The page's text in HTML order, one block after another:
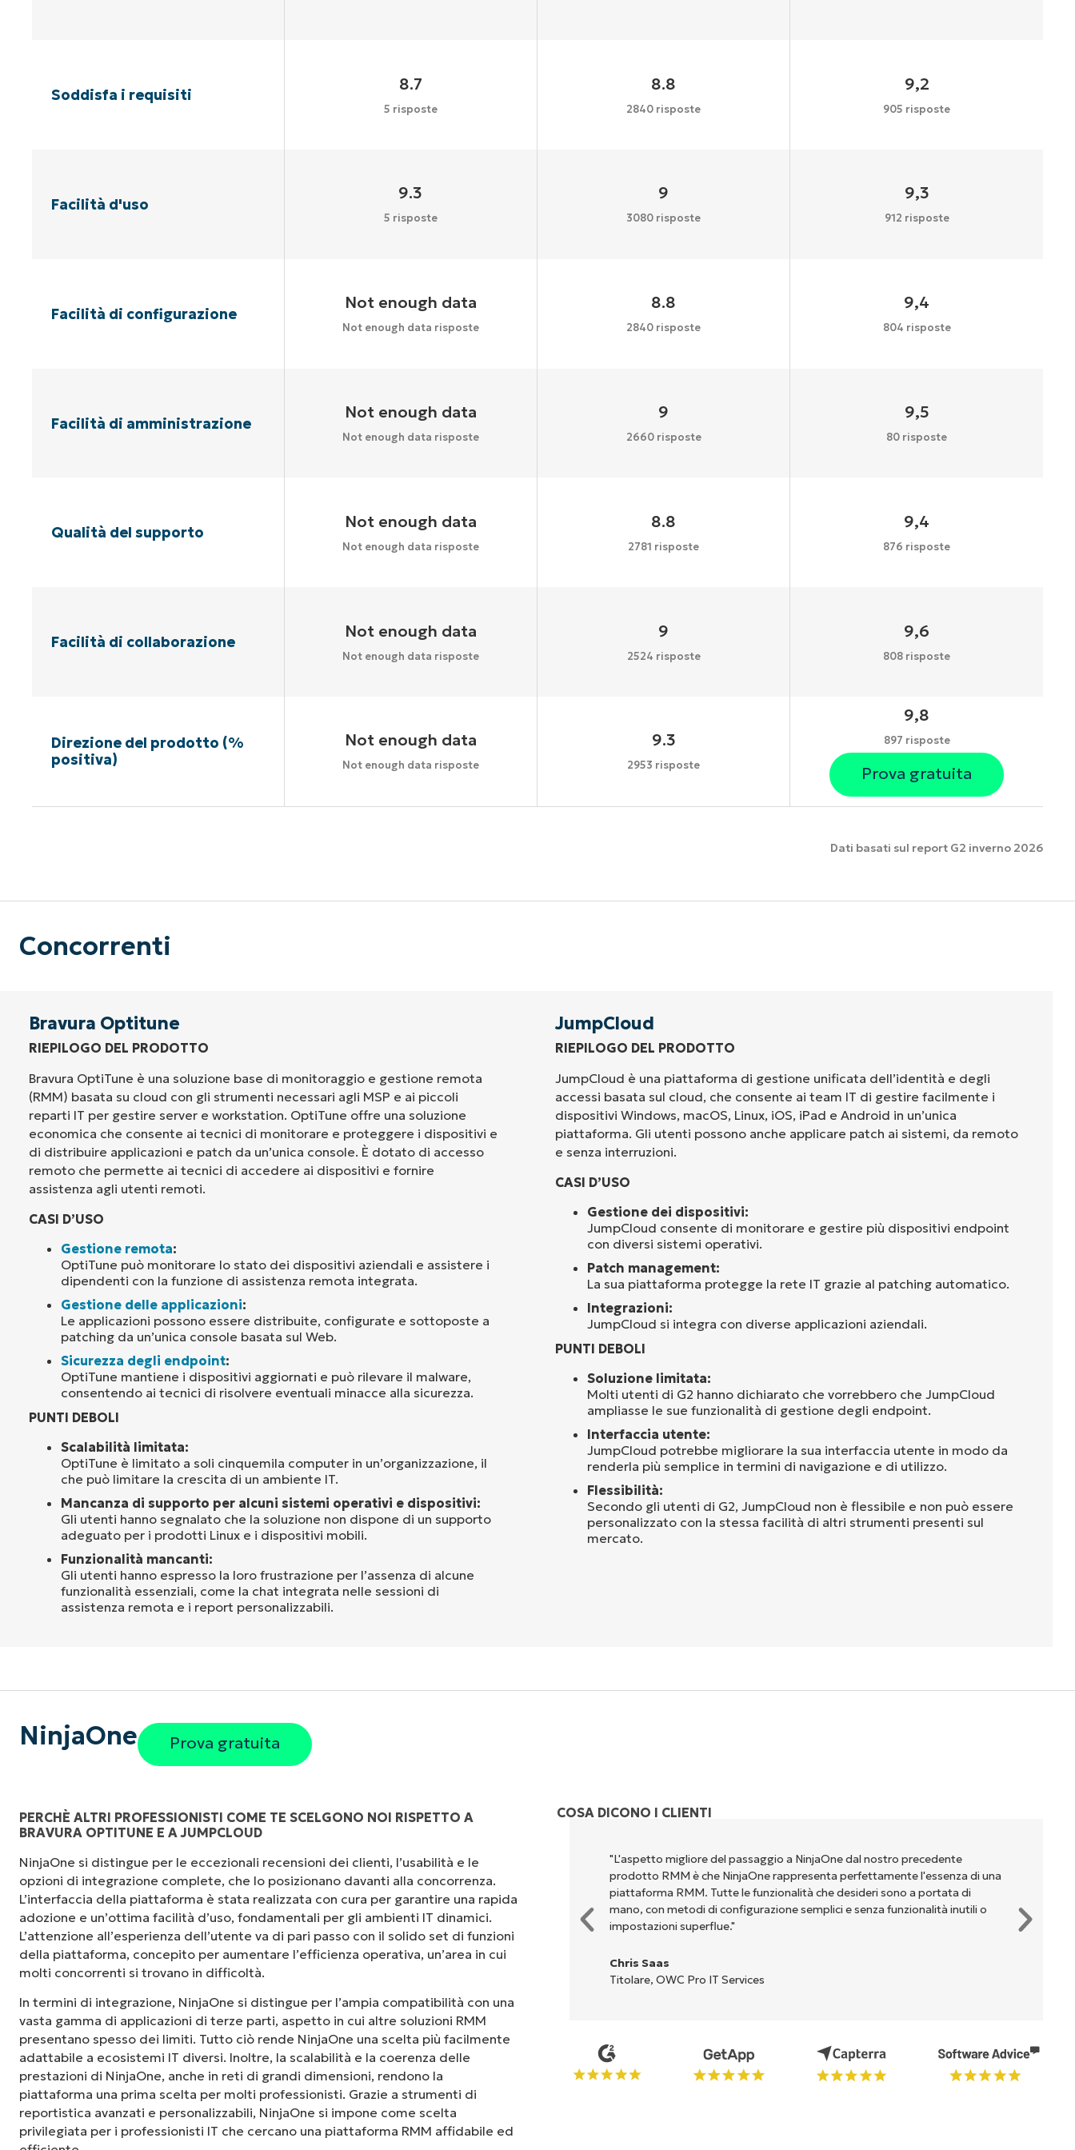
Soddisfa i requisiti
8.7
5 risposte
8.8
2840 risposte
9,2
905 risposte
Facilità d'uso
9.3
5 risposte
9
3080 risposte
9,3
912 risposte
Facilità di configurazione
Not enough data
Not enough data risposte
8.8
2840 risposte
9,4
804 risposte
Facilità di amministrazione
Not enough data
Not enough data risposte
9
2660 risposte
9,5
80 risposte
Qualità del supporto
Not enough data
Not enough data risposte
8.8
2781 risposte
9,4
876 risposte
Facilità di collaborazione
Not enough data
Not enough data risposte
9
2524 risposte
9,6
808 risposte
Direzione del prodotto (%
positiva)
Not enough data
Not enough data risposte
9.3
2953 risposte
9,8
897 risposte
Prova gratuita
Dati basati sul report G2 inverno 2026
Concorrenti
Bravura Optitune
RIEPILOGO DEL PRODOTTO
Bravura OptiTune è una soluzione base di monitoraggio e gestione remota
(RMM) basata su cloud con gli strumenti necessari agli MSP e ai piccoli
reparti IT per gestire server e workstation. OptiTune offre una soluzione
economica che consente ai tecnici di monitorare e proteggere i dispositivi e
di distribuire applicazioni e patch da un’unica console. È dotato di accesso
remoto che permette ai tecnici di accedere ai dispositivi e fornire
assistenza agli utenti remoti.
CASI D’USO
Gestione remota:
OptiTune può monitorare lo stato dei dispositivi aziendali e assistere i
dipendenti con la funzione di assistenza remota integrata.
Gestione delle applicazioni:
Le applicazioni possono essere distribuite, configurate e sottoposte a
patching da un’unica console basata sul Web.
Sicurezza degli endpoint:
OptiTune mantiene i dispositivi aggiornati e può rilevare il malware,
consentendo ai tecnici di risolvere eventuali minacce alla sicurezza.
PUNTI DEBOLI
Scalabilità limitata:
OptiTune è limitato a soli cinquemila computer in un’organizzazione, il
che può limitare la crescita di un ambiente IT.
Mancanza di supporto per alcuni sistemi operativi e dispositivi:
Gli utenti hanno segnalato che la soluzione non dispone di un supporto
adeguato per i prodotti Linux e i dispositivi mobili.
Funzionalità mancanti:
Gli utenti hanno espresso la loro frustrazione per l’assenza di alcune
funzionalità essenziali, come la chat integrata nelle sessioni di
assistenza remota e i report personalizzabili.
JumpCloud
RIEPILOGO DEL PRODOTTO
JumpCloud è una piattaforma di gestione unificata dell’identità e degli
accessi basata sul cloud, che consente ai team IT di gestire facilmente i
dispositivi Windows, macOS, Linux, iOS, iPad e Android in un’unica
piattaforma. Gli utenti possono anche applicare patch ai sistemi, da remoto
e senza interruzioni.
CASI D’USO
Gestione dei dispositivi:
JumpCloud consente di monitorare e gestire più dispositivi endpoint
con diversi sistemi operativi.
Patch management:
La sua piattaforma protegge la rete IT grazie al patching automatico.
Integrazioni:
JumpCloud si integra con diverse applicazioni aziendali.
PUNTI DEBOLI
Soluzione limitata:
Molti utenti di G2 hanno dichiarato che vorrebbero che JumpCloud
ampliasse le sue funzionalità di gestione degli endpoint.
Interfaccia utente:
JumpCloud potrebbe migliorare la sua interfaccia utente in modo da
renderla più semplice in termini di navigazione e di utilizzo.
Flessibilità:
Secondo gli utenti di G2, JumpCloud non è flessibile e non può essere
personalizzato con la stessa facilità di altri strumenti presenti sul
mercato.
NinjaOne Prova gratuita
PERCHÈ ALTRI PROFESSIONISTI COME TE SCELGONO NOI RISPETTO A
BRAVURA OPTITUNE E A JUMPCLOUD
NinjaOne si distingue per le eccezionali recensioni dei clienti, l’usabilità e le
opzioni di integrazione complete, che lo posizionano davanti alla concorrenza.
L’interfaccia della piattaforma è stata realizzata con cura per garantire una rapida
adozione e un’ottima facilità d’uso, fondamentali per gli ambienti IT dinamici.
L’attenzione all’esperienza dell’utente va di pari passo con il solido set di funzioni
della piattaforma, concepito per aumentare l’efficienza operativa, un’area in cui
molti concorrenti si trovano in difficoltà.
In termini di integrazione, NinjaOne si distingue per l’ampia compatibilità con una
vasta gamma di applicazioni di terze parti, aspetto in cui altre soluzioni RMM
presentano spesso dei limiti. Tutto ciò rende NinjaOne una scelta più facilmente
adattabile a ecosistemi IT diversi. Inoltre, la scalabilità e la coerenza delle
prestazioni di NinjaOne, anche in reti di grandi dimensioni, rendono la
piattaforma una prima scelta per molti professionisti. Grazie a strumenti di
reportistica avanzati e personalizzabili, NinjaOne si impone come scelta
privilegiata per i professionisti IT che cercano una piattaforma RMM affidabile ed
COSA DICONO I CLIENTI
"NinjaOne è incredibilmente facile da usare, perché unisce un’interfaccia
fluida a potenti funzionalità di back-end. La configurazione e la gestione
dell'interfaccia non sono affatto complicate. Tutte le opzioni e gli strumenti
sono indicati chiaramente e sono intuitivi, e l'interfaccia è davvero facile da
usare."
Ryan Reiffenberger
Reiffenberger.NET Technology Solutions
"L'aspetto migliore del passaggio a NinjaOne dal nostro precedente
prodotto RMM è che NinjaOne rappresenta perfettamente l'essenza di una
piattaforma RMM. Tutte le funzionalità che desideri sono a portata di
mano, con metodi di configurazione semplici e senza funzionalità inutili o
impostazioni superflue."
Chris Saas
Titolare, OWC Pro IT Services
Company